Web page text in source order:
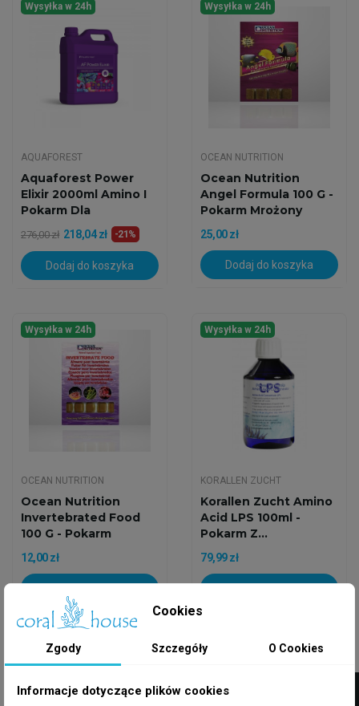
Wysyłka w 24h
AQUAFOREST
Aquaforest Power
Elixir 2000ml Amino I
Pokarm Dla
Koralowców
276,00 zł 218,04 zł -21%
Dodaj do koszyka
Wysyłka w 24h
OCEAN NUTRITION
Ocean Nutrition
Angel Formula 100 G -
Pokarm Mrożony
25,00 zł
Dodaj do koszyka
Wysyłka w 24h
OCEAN NUTRITION
Ocean Nutrition
Invertebrated Food
100 G - Pokarm
Mrożony
12,00 zł
Wysyłka w 24h
KORALLEN ZUCHT
Korallen Zucht Amino
Acid LPS 100ml -
Pokarm Z...
79,99 zł
Wysyłka w 24h Wysyłka w 24h
Cookies
Zgody Szczegóły O Cookies
Informacje dotyczące plików cookies